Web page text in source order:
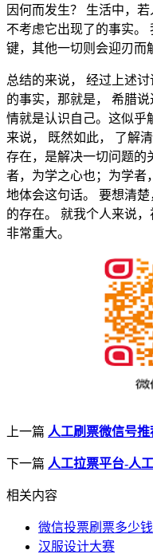
因何而发生？ 生活中，
不考虑它出现了的事实。
键，其他一切则会迎刃而
总结的来说， 经过上述
的事实，那就是， 希腊
情就是认识自己。这似乎
来说， 既然如此， 了解
存在，是解决一切问题的
者，为学之心也；为学者
地体会这句话。 要想清
的存在。 就我个人来说
非常重大。
上一篇 人工刷票微信号推
下一篇 人工拉票平台-人
相关内容
微信投票刷票多少
汉服设计大赛